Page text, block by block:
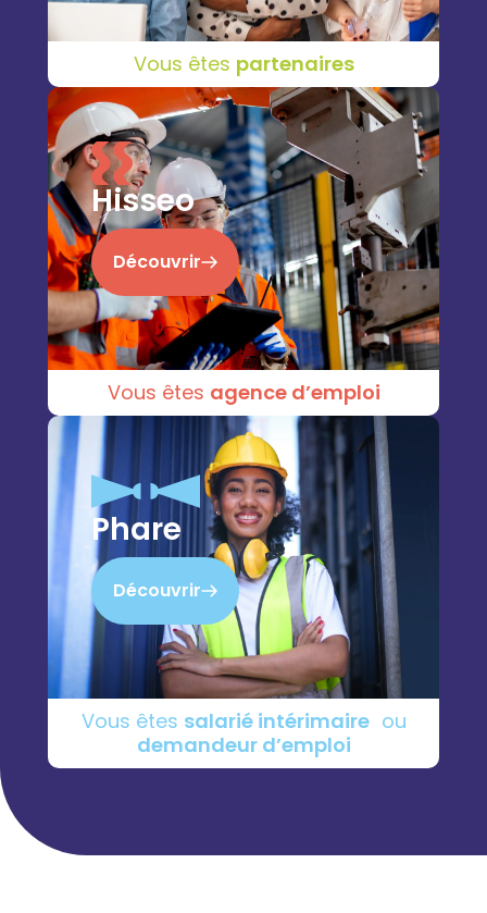
Vous êtes partenaires
Hisseo
Découvrir
Vous êtes agence d’emploi
Phare
Découvrir
Vous êtes salarié intérimaireou
demandeur d’emploi